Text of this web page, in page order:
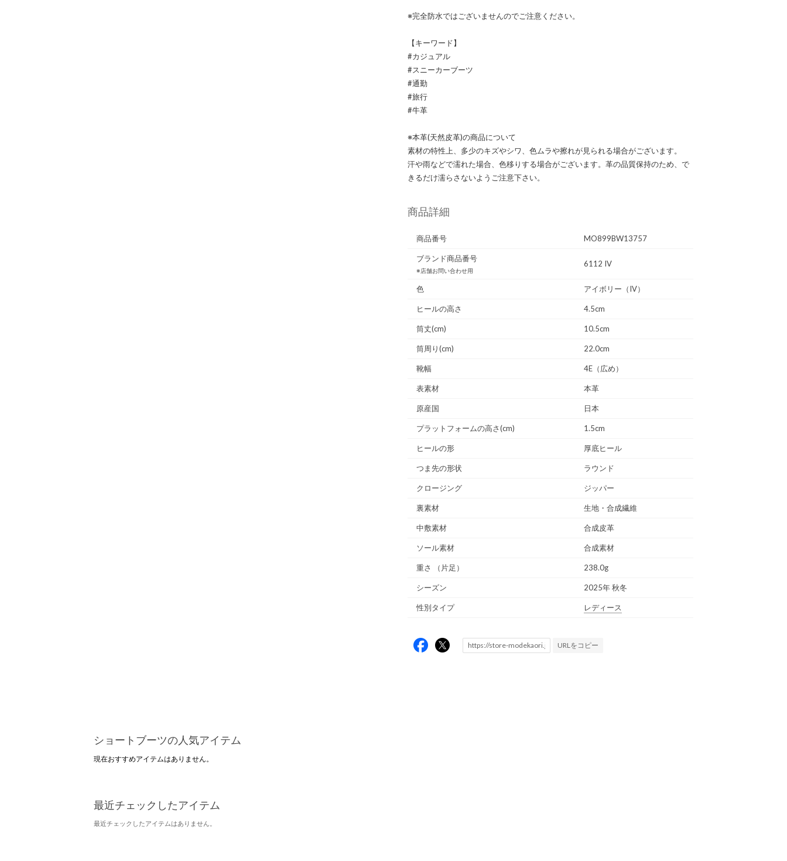
※完全防水ではございませんのでご注意ください。
【キーワード】
#カジュアル
#スニーカーブーツ
#通勤
#旅行
#牛革
※本革(天然皮革)の商品について
素材の特性上、多少のキズやシワ、色ムラや擦れが見られる場合がございます。
汗や雨などで濡れた場合、色移りする場合がございます。革の品質保持のため、で
きるだけ濡らさないようご注意下さい。
商品詳細
商品番号 MO899BW13757
ブランド商品番号
※店舗お問い合わせ用
6112 IV
色 アイボリー（IV）
ヒールの高さ 4.5cm
筒丈(cm) 10.5cm
筒周り(cm) 22.0cm
靴幅 4E（広め）
表素材 本革
原産国 日本
プラットフォームの高さ(cm) 1.5cm
ヒールの形 厚底ヒール
つま先の形状 ラウンド
クロージング ジッパー
裏素材 生地・合成繊維
中敷素材 合成皮革
ソール素材 合成素材
重さ （片足） 238.0g
シーズン 2025年 秋冬
性別タイプ レディース
URLをコピー
ショートブーツの人気アイテム
現在おすすめアイテムはありません。
最近チェックしたアイテム
最近チェックしたアイテムはありません。